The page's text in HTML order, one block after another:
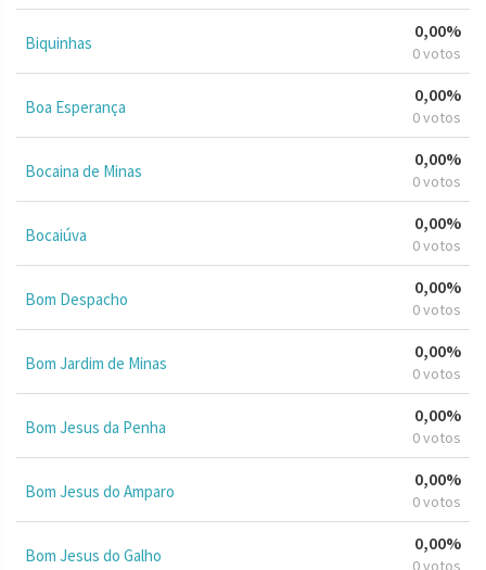
Biquinhas
0,00%
0 votos
Boa Esperança
0,00%
0 votos
Bocaina de Minas
0,00%
0 votos
Bocaiúva
0,00%
0 votos
Bom Despacho
0,00%
0 votos
Bom Jardim de Minas
0,00%
0 votos
Bom Jesus da Penha
0,00%
0 votos
Bom Jesus do Amparo
0,00%
0 votos
Bom Jesus do Galho
0,00%
0 votos